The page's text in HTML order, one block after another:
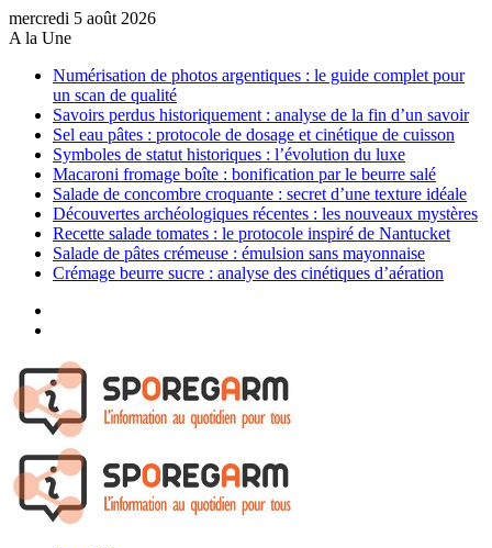
mercredi 5 août 2026
A la Une
Numérisation de photos argentiques : le guide complet pour
un scan de qualité
Savoirs perdus historiquement : analyse de la fin d’un savoir
Sel eau pâtes : protocole de dosage et cinétique de cuisson
Symboles de statut historiques : l’évolution du luxe
Macaroni fromage boîte : bonification par le beurre salé
Salade de concombre croquante : secret d’une texture idéale
Découvertes archéologiques récentes : les nouveaux mystères
Recette salade tomates : le protocole inspiré de Nantucket
Salade de pâtes crémeuse : émulsion sans mayonnaise
Crémage beurre sucre : analyse des cinétiques d’aération
Menu